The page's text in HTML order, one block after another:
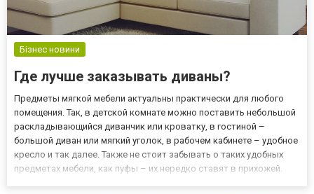
Бізнес новини
Где лучше заказывать диваны?
Предметы мягкой мебели актуальны практически для любого
помещения. Так, в детской комнате можно поставить небольшой
раскладывающийся диванчик или кроватку, в гостиной –
большой диван или мягкий уголок, в рабочем кабинете – удобное
кресло и так далее. Также не стоит забывать о таких удобных
предметах мебели, как пуфы – их нередко ставят в прихожей.